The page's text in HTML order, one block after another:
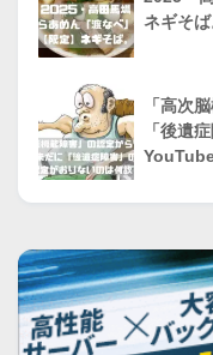
ネギそ
「高次
「後遺